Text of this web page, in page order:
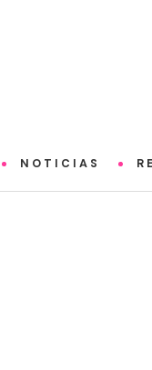
NOTICIAS